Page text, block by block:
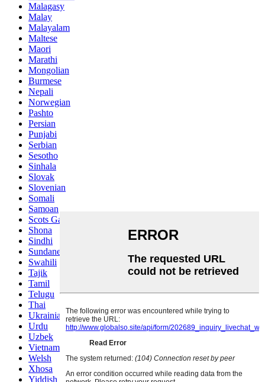
Malagasy
Malay
Malayalam
Maltese
Maori
Marathi
Mongolian
Burmese
Nepali
Norwegian
Pashto
Persian
Punjabi
Serbian
Sesotho
Sinhala
Slovak
Slovenian
Somali
Samoan
Scots Gaelic
Shona
Sindhi
Sundanese
Swahili
Tajik
Tamil
Telugu
Thai
Ukrainian
Urdu
Uzbek
Vietnamese
Welsh
Xhosa
Yiddish